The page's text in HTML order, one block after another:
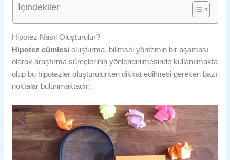
İçindekiler
Hipotez Nasıl Oluşturulur?
Hipotez cümlesi oluşturma, bilimsel yöntemin bir aşaması
olarak araştırma süreçlerinin yönlendirilmesinde kullanılmakta
olup bu hipotezler oluşturulurken dikkat edilmesi gereken bazı
noktalar bulunmaktadır: